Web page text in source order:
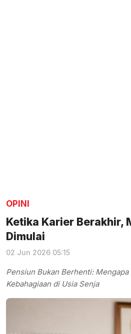
OPINI
Ketika Karier Berakhir,
Dimulai
02 Jun 2026 05:15
Pensiun Bukan Berhenti:
Kebahagiaan di Usia Senja